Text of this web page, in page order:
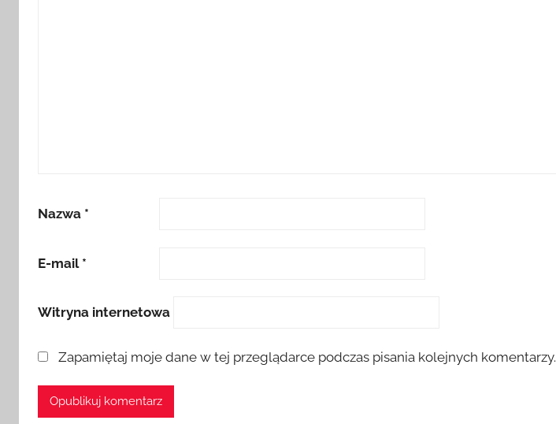
Nazwa *
E-mail *
Witryna internetowa
Zapamiętaj moje dane w tej przeglądarce podczas pisania kolejnych komentarzy.